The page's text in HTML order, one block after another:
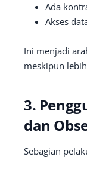
Ada
Akses
Ini menjadi
meskipun
3.
dan
Sebagian